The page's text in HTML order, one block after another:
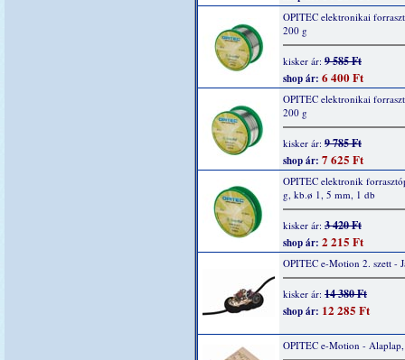
OPITEC elektronikai
200 g
kisker ár: 9 585 Ft
shop ár: 6 400 Ft
OPITEC elektronikai
200 g
kisker ár: 9 785 Ft
shop ár: 7 625 Ft
OPITEC elektronik
g, kb.ø 1, 5 mm, 1 db
kisker ár: 3 420 Ft
shop ár: 2 215 Ft
OPITEC e-Motion 2. szett -
kisker ár: 14 380 Ft
shop ár: 12 285 Ft
OPITEC e-Motion -